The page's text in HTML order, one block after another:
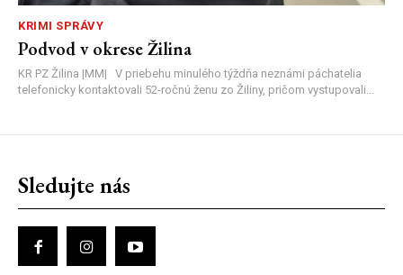
KRIMI SPRÁVY
Podvod v okrese Žilina
KR PZ Žilina |MM| V priebehu minulého týždňa neznámi páchatelia
telefonicky kontaktovali 52-ročnú ženu zo Žiliny, pričom vystupovali...
Sledujte nás